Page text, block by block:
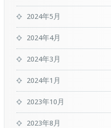
2024年5月
2024年4月
2024年3月
2024年1月
2023年10月
2023年8月